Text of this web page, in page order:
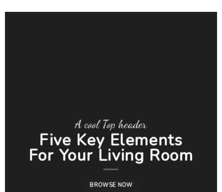
A cool Top header
Five Key Elements
For Your Living Room
BROWSE NOW